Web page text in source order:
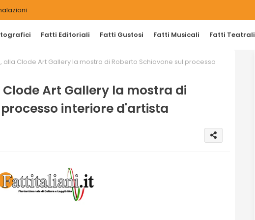
Fatti Editoriali Fatti Gustosi Fatti Musicali Fatti Teatrali
alla Clode Art Gallery la mostra di Roberto Schiavone sul processo
Clode Art Gallery la mostra di
interiore d'artista